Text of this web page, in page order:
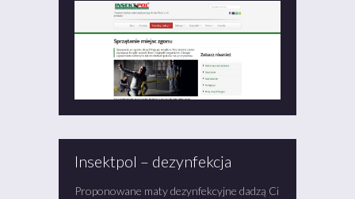
Insektpol – dezynfekcja
Proponowane maty dezynfekcyjne dadzą Ci